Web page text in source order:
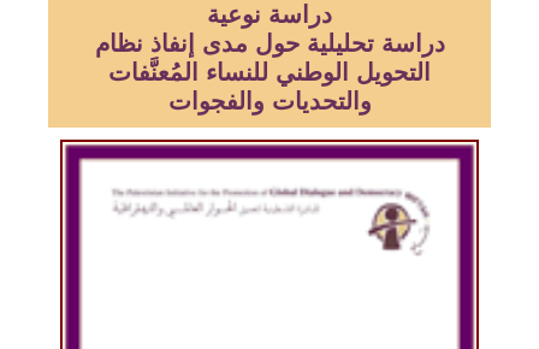
دراسة نوعية
دراسة تحليلية حول مدى إنفاذ نظام
التحويل الوطني للنساء المُعنَّفات
والتحديات والفجوات